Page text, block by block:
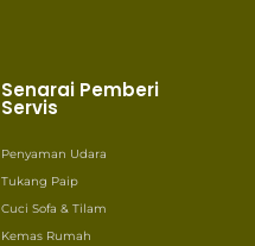
Senarai Pemberi
Servis
Penyaman Udara
Tukang Paip
Cuci Sofa & Tilam
Kemas Rumah